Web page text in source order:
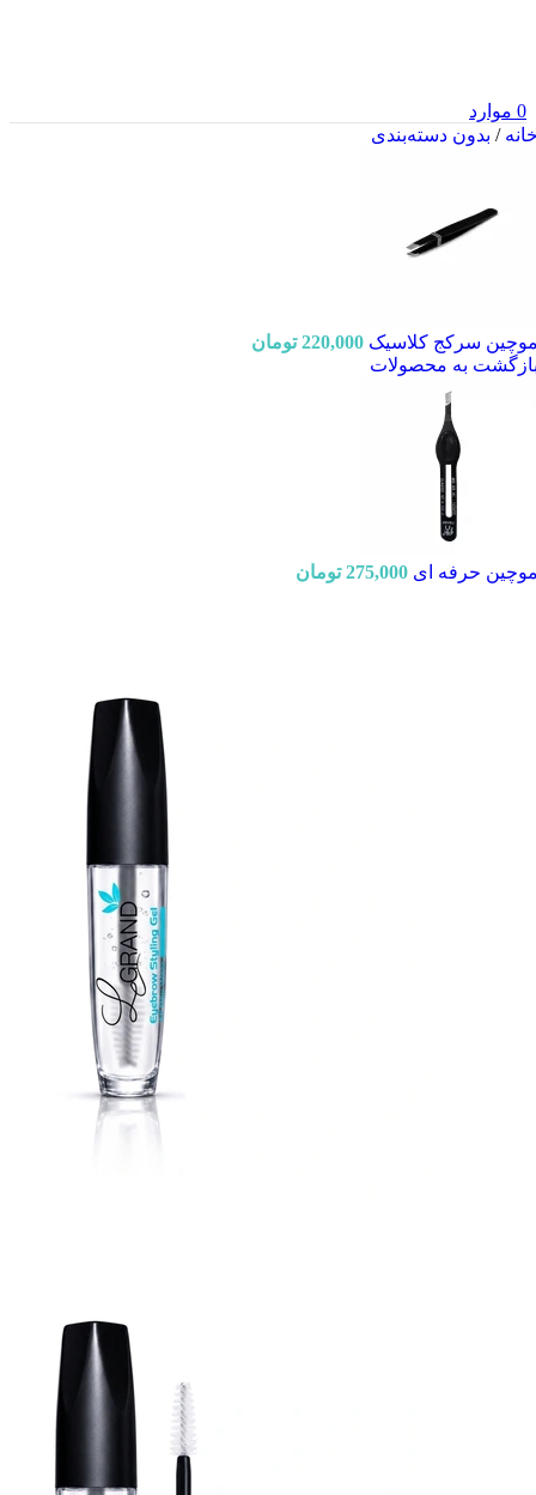
0 موارد
/ بدون دسته‌بندی
سرکج کلاسیک 220,000 تومان
به محصولات
حرفه ای 275,000 تومان